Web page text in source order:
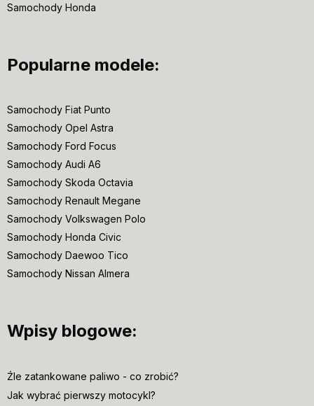
Samochody Honda
Popularne modele:
Samochody Fiat Punto
Samochody Opel Astra
Samochody Ford Focus
Samochody Audi A6
Samochody Skoda Octavia
Samochody Renault Megane
Samochody Volkswagen Polo
Samochody Honda Civic
Samochody Daewoo Tico
Samochody Nissan Almera
Wpisy blogowe:
Źle zatankowane paliwo - co zrobić?
Jak wybrać pierwszy motocykl?